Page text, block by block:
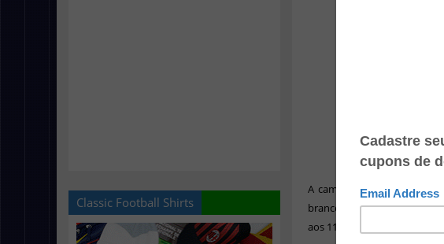
Classic Football Shirts
A camisa titular continua
branco, agora com
aos 110º aniversario do